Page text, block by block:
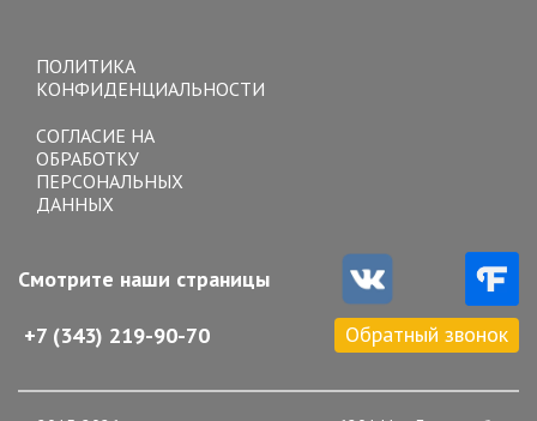
ПОЛИТИКА
КОНФИДЕНЦИАЛЬНОСТИ
СОГЛАСИЕ НА
ОБРАБОТКУ
ПЕРСОНАЛЬНЫХ
ДАННЫХ
Смотрите наши страницы
+7 (343) 219-90-70 Обратный звонок